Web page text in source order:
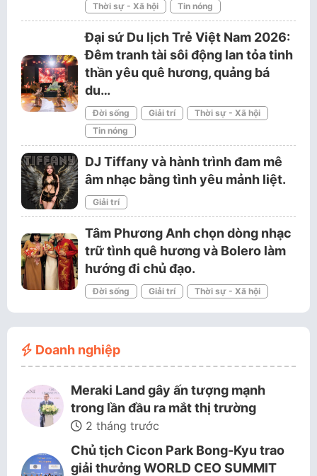
Thời sự - Xã hội Tin nóng
Đại sứ Du lịch Trẻ Việt Nam 2026:
Đêm tranh tài sôi động lan tỏa tinh
thần yêu quê hương, quảng bá
du…
Đời sống Giải trí
Thời sự - Xã hội
Tin nóng
DJ Tiffany và hành trình đam mê
âm nhạc bằng tình yêu mảnh liệt.
Giải trí
Tâm Phương Anh chọn dòng nhạc
trữ tình quê hương và Bolero làm
hướng đi chủ đạo.
Đời sống Giải trí Thời sự - Xã hội
Doanh nghiệp
Meraki Land gây ấn tượng mạnh
trong lần đầu ra mắt thị trường
2 tháng trước
Chủ tịch Cicon Park Bong-Kyu trao
giải thưởng WORLD CEO SUMMIT